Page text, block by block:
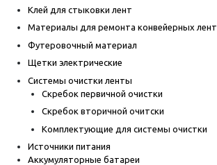
Клей для стыковки лент
Материалы для ремонта конвейерных лент
Футеровочный материал
Щетки электрические
Системы очистки ленты
Скребок первичной очистки
Скребок вторичной очитски
Комплектующие для системы очистки
Источники питания
Аккумуляторные батареи